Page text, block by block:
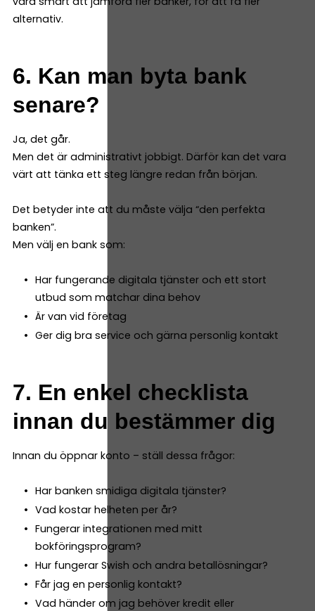
alternativ.
6. Kan man byta bank
senare?
Ja, det går.
Men det är administrativt jobbigt. Därför kan det vara
värt att tänka ett steg längre redan från början.
Det betyder inte att du måste välja “den perfekta
banken”.
Men välj en bank som:
Har fungerande digitala tjänster och ett stort
utbud som matchar dina behov
Är van vid företag
Ger dig bra service och gärna personlig kontakt
7. En enkel checklista
innan du bestämmer dig
Innan du öppnar konto – ställ dessa frågor:
Har banken smidiga digitala tjänster?
Vad kostar helheten per år?
Fungerar integrationen med mitt
bokföringsprogram?
Hur fungerar Swish och andra betallösningar?
Får jag en personlig kontakt?
Vad händer om jag behöver kredit eller